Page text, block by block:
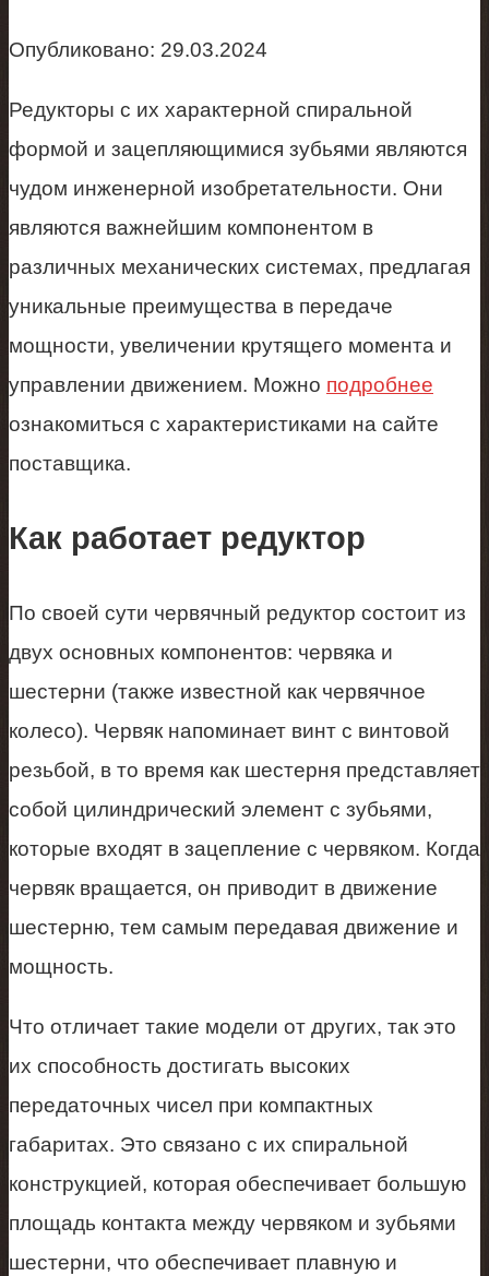
Опубликовано: 29.03.2024
Редукторы с их характерной спиральной
формой и зацепляющимися зубьями являются
чудом инженерной изобретательности. Они
являются важнейшим компонентом в
различных механических системах, предлагая
уникальные преимущества в передаче
мощности, увеличении крутящего момента и
управлении движением. Можно подробнее
ознакомиться с характеристиками на сайте
поставщика.
Как работает редуктор
По своей сути червячный редуктор состоит из
двух основных компонентов: червяка и
шестерни (также известной как червячное
колесо). Червяк напоминает винт с винтовой
резьбой, в то время как шестерня представляет
собой цилиндрический элемент с зубьями,
которые входят в зацепление с червяком. Когда
червяк вращается, он приводит в движение
шестерню, тем самым передавая движение и
мощность.
Что отличает такие модели от других, так это
их способность достигать высоких
передаточных чисел при компактных
габаритах. Это связано с их спиральной
конструкцией, которая обеспечивает большую
площадь контакта между червяком и зубьями
шестерни, что обеспечивает плавную и